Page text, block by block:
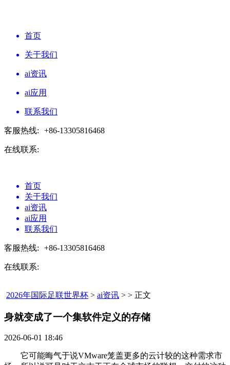
首页
关于我们
ai资讯
ai应用
联系我们
客服热线: +86-13305816468
在线联系:
首页
关于我们
ai资讯
ai应用
联系我们
客服热线: +86-13305816468
在线联系:
2026年国际足联世界杯 > ai资讯 > > 正文
身就变成了一个集软件定义的存储​
2026-06-01 18:46
它可能晦气于说VMware笼盖更多的云计较的这种需求市